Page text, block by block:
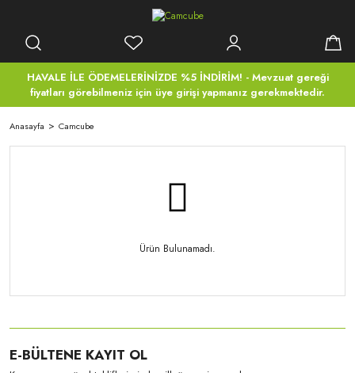
HAVALE İLE ÖDEMELERİNİZDE %5 İNDİRİM! - Mevzuat gereği
fiyatları görebilmeniz için üye girişi yapmanız gerekmektedir.
Anasayfa Camcube
Ürün Bulunamadı.
E-BÜLTENE KAYIT OL